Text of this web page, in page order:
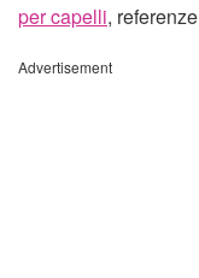
per capelli, referenze
Advertisement